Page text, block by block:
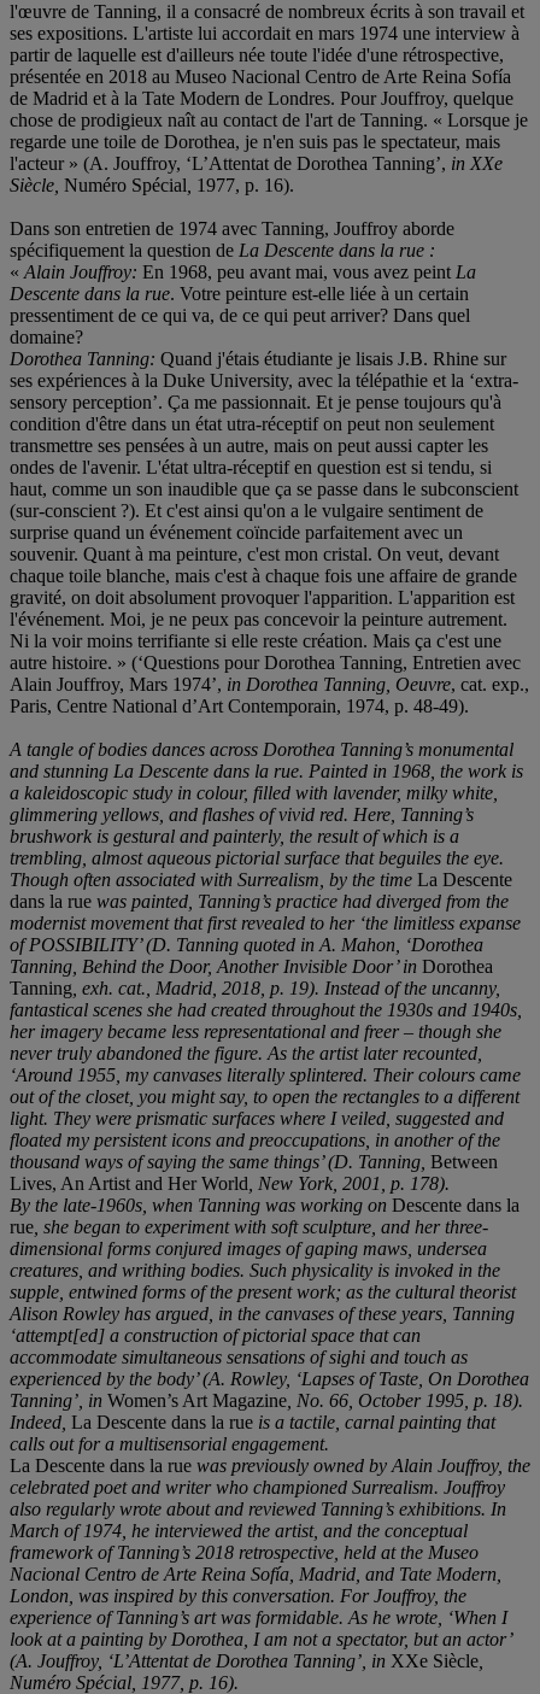
l'œuvre de Tanning, il a consacré de nombreux écrits à son travail et
ses expositions. L'artiste lui accordait en mars 1974 une interview à
partir de laquelle est d'ailleurs née toute l'idée d'une rétrospective,
présentée en 2018 au Museo Nacional Centro de Arte Reina Sofía
de Madrid et à la Tate Modern de Londres. Pour Jouffroy, quelque
chose de prodigieux naît au contact de l'art de Tanning. « Lorsque je
regarde une toile de Dorothea, je n'en suis pas le spectateur, mais
l'acteur » (A. Jouffroy, ‘L’Attentat de Dorothea Tanning’, in XXe
Siècle, Numéro Spécial 1977, p. 16).
Dans son entretien de 1974 avec Tanning, Jouffroy aborde
spécifiquement la question de La Descente dans la rue :
« Alain Jouffroy: En 1968, peu avant mai, vous avez peint La
Descente dans la rue. Votre peinture est-elle liée à un certain
pressentiment de ce qui va, de ce qui peut arriver? Dans quel
domaine?
Dorothea Tanning: Quand j'étais étudiante je lisais J.B. Rhine sur
ses expériences à la Duke University, avec la télépathie et la ‘extra-
sensory perception’. Ça me passionnait. Et je pense toujours qu'à
condition d'être dans un état utra-réceptif on peut non seulement
transmettre ses pensées à un autre, mais on peut aussi capter les
ondes de l'avenir. L'état ultra-réceptif en question est si tendu, si
haut, comme un son inaudible que ça se passe dans le subconscient
(sur-conscient ?). Et c'est ainsi qu'on a le vulgaire sentiment de
surprise quand un événement coïncide parfaitement avec un
souvenir. Quant à ma peinture, c'est mon cristal. On veut, devant
chaque toile blanche, mais c'est à chaque fois une affaire de grande
gravité, on doit absolument provoquer l'apparition. L'apparition est
l'événement. Moi, je ne peux pas concevoir la peinture autrement.
Ni la voir moins terrifiante si elle reste création. Mais ça c'est une
autre histoire. » (‘Questions pour Dorothea Tanning, Entretien avec
Alain Jouffroy, Mars 1974’, in Dorothea Tanning Oeuvre, cat. exp.,
Paris, Centre National d’Art Contemporain, 1974, p. 48-49).
A tangle of bodies dances across Dorothea Tanning’s monumental
and stunning La Descente dans la rue. Painted in 1968, the work is
a kaleidoscopic study in colour, filled with lavender, milky white,
glimmering yellows, and flashes of vivid red. Here, Tanning’s
brushwork is gestural and painterly, the result of which is a
trembling, almost aqueous pictorial surface that beguiles the eye.
Though often associated with Surrealism, by the time La Descente
dans la rue was painted, Tanning’s practice had diverged from the
modernist movement that first revealed to her ‘the limitless expanse
of POSSIBILITY’ (D. Tanning quoted in A. Mahon, ‘Dorothea
Tanning, Behind the Door, Another Invisible Door’ in Dorothea
Tanning , exh. cat., Madrid, 2018, p. 19). Instead of the uncanny,
fantastical scenes she had created throughout the 1930s and 1940s,
her imagery became less representational and freer – though she
never truly abandoned the figure. As the artist later recounted,
‘Around 1955, my canvases literally splintered. Their colours came
out of the closet, you might say, to open the rectangles to a different
light. They were prismatic surfaces where I veiled, suggested and
floated my persistent icons and preoccupations, in another of the
thousand ways of saying the same things’ (D. Tanning, Between
Lives, An Artist and Her World , New York, 2001, p. 178).
By the late-1960s, when Tanning was working on Descente dans la
rue , she began to experiment with soft sculpture, and her three-
dimensional forms conjured images of gaping maws, undersea
creatures, and writhing bodies. Such physicality is invoked in the
supple, entwined forms of the present work; as the cultural theorist
Alison Rowley has argued, in the canvases of these years, Tanning
‘attempt[ed] a construction of pictorial space that can
accommodate simultaneous sensations of sighi and touch as
experienced by the body’ (A. Rowley, ‘Lapses of Taste, On Dorothea
Tanning’, in Women’s Art Magazine , No. 66, October 1995, p. 18).
Indeed, La Descente dans la rue is a tactile, carnal painting that
calls out for a multisensorial engagement.
La Descente dans la rue was previously owned by Alain Jouffroy, the
celebrated poet and writer who championed Surrealism. Jouffroy
also regularly wrote about and reviewed Tanning’s exhibitions. In
March of 1974, he interviewed the artist, and the conceptual
framework of Tanning’s 2018 retrospective, held at the Museo
Nacional Centro de Arte Reina Sofía, Madrid, and Tate Modern,
London, was inspired by this conversation. For Jouffroy, the
experience of Tanning’s art was formidable. As he wrote, ‘When I
look at a painting by Dorothea, I am not a spectator, but an actor’
(A. Jouffroy, ‘L’Attentat de Dorothea Tanning’, in XXe Siècle
Numéro Spécial, 1977, p. 16).